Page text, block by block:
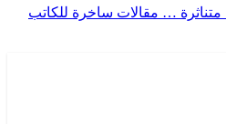
متناثرة … مقالات ساخرة للكاتب